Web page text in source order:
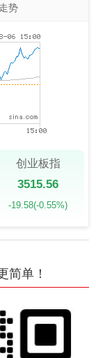
势
创业板指
3515.56
-19.58(-0.55%)
简单！